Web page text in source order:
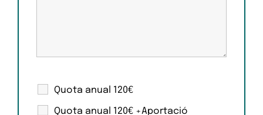
Quota anual 120€
Quota anual 120€ +Aportació